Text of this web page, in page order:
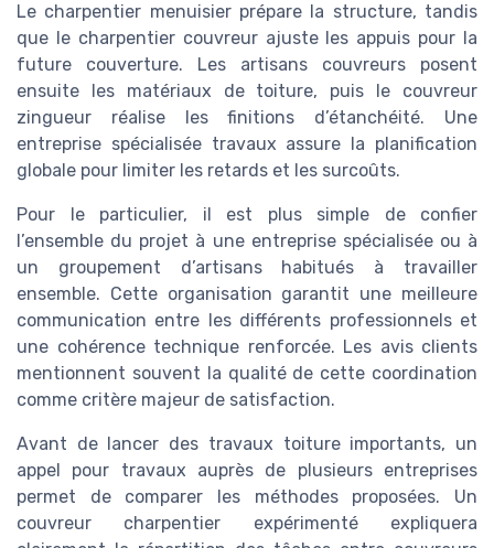
Le charpentier menuisier prépare la structure, tandis
que le charpentier couvreur ajuste les appuis pour la
future couverture. Les artisans couvreurs posent
ensuite les matériaux de toiture, puis le couvreur
zingueur réalise les finitions d’étanchéité. Une
entreprise spécialisée travaux assure la planification
globale pour limiter les retards et les surcoûts.
Pour le particulier, il est plus simple de confier
l’ensemble du projet à une entreprise spécialisée ou à
un groupement d’artisans habitués à travailler
ensemble. Cette organisation garantit une meilleure
communication entre les différents professionnels et
une cohérence technique renforcée. Les avis clients
mentionnent souvent la qualité de cette coordination
comme critère majeur de satisfaction.
Avant de lancer des travaux toiture importants, un
appel pour travaux auprès de plusieurs entreprises
permet de comparer les méthodes proposées. Un
couvreur charpentier expérimenté expliquera